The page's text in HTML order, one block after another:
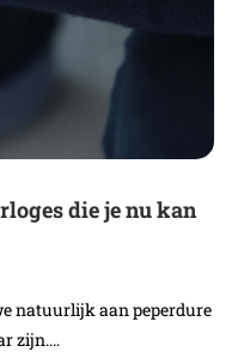
die je nu kan
natuurlijk aan peperdure
zijn.…